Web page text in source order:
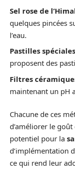
Sel rose de
quelques pincées
l’eau.
Pastilles spéciales
proposent des
Filtres
maintenant un pH
Chacune de ces
d’améliorer le goût
potentiel pour la
d’implémentation
ce qui rend leur